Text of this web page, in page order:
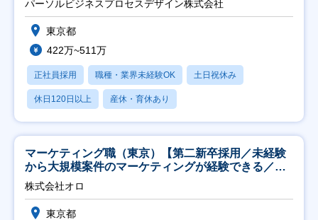
パーソルビジネスプロセスデザイン株式会社
東京都
422万~511万
正社員採用 職種・業界未経験OK 土日祝休み
休日120日以上 産休・育休あり
マーケティング職（東京）【第二新卒採用／未経験
から大規模案件のマーケティングが経験できる／研
修充実】
株式会社オロ
東京都